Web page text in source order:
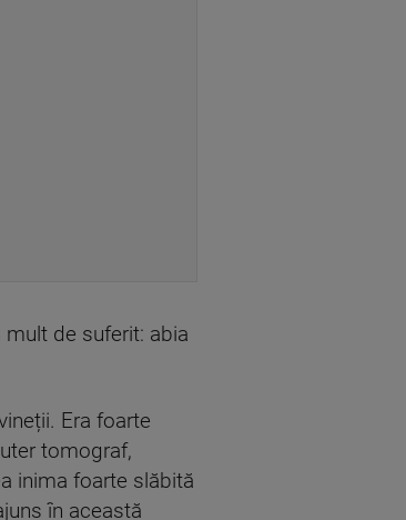
de suferit: abia
Era foarte
tomograf,
inima foarte slăbită
în această